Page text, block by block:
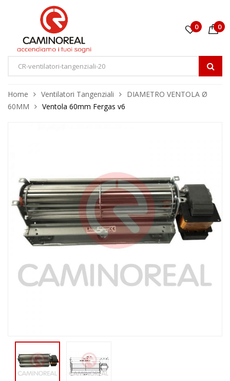
0 0
Home Ventilatori Tangenziali
DIAMETRO VENTOLA Ø
60MM
Ventola 60mm Fergas v6